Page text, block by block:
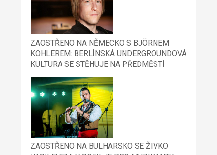
ZAOSTŘENO NA NĚMECKO S BJÖRNEM
KÖHLEREM: BERLÍNSKÁ UNDERGROUNDOVÁ
KULTURA SE STĚHUJE NA PŘEDMĚSTÍ
ZAOSTŘENO NA BULHARSKO SE ŽIVKO